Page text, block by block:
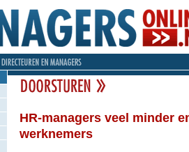
HR-managers veel minder
werknemers